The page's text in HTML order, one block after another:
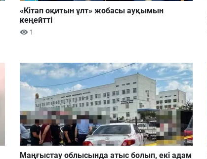
«Кітап оқитын ұлт» жобасы ауқымын
кеңейтті
1
Маңғыстау облысында атыс болып, екі адам